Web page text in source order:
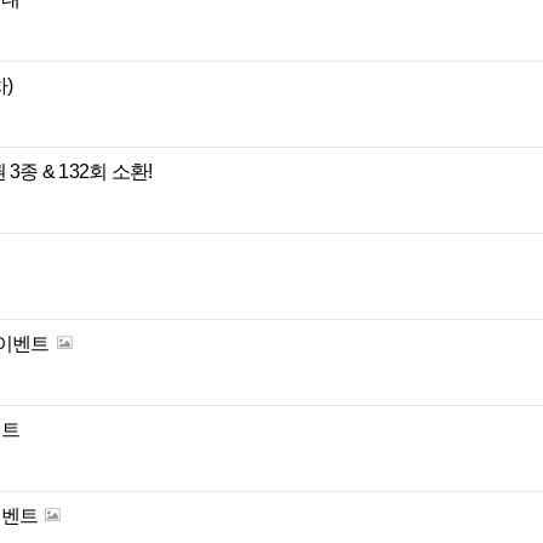
)
3종 & 132회 소환!
벤트
트